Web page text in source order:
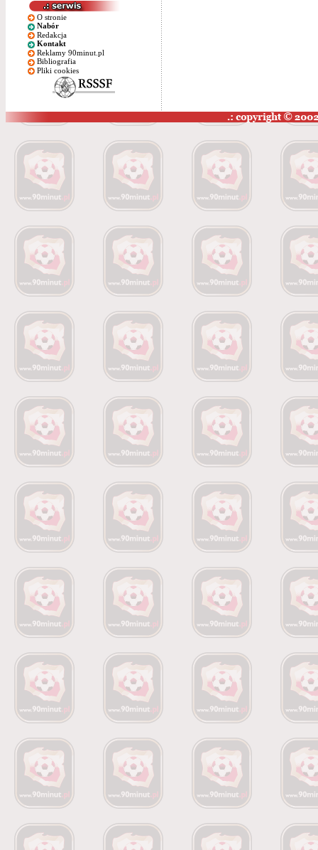
O stronie
Nabór
Redakcja
Kontakt
Reklamy 90minut.pl
Bibliografia
Pliki cookies